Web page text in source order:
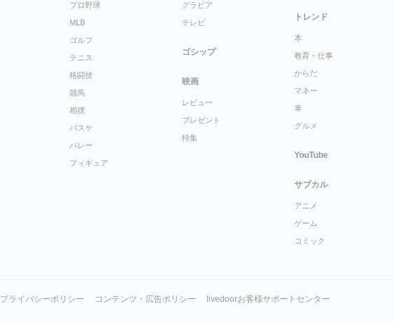
プロ野球
MLB
ゴルフ
テニス
格闘技
競馬
相撲
バスケ
バレー
フィギュア
グラビア
テレビ
ゴシップ
映画
レビュー
プレゼント
特集
トレンド
本
教育・仕事
からだ
マネー
車
グルメ
YouTube
サブカル
アニメ
ゲーム
コミック
プライバシーポリシー コンテンツ・広告ポリシー livedoorお客様サポートセンター